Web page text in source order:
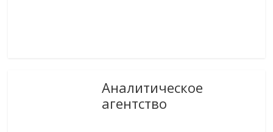
Аналитическое
агентство